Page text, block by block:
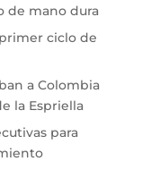
de mano dura
ciclo de
a Colombia
la Espriella
para